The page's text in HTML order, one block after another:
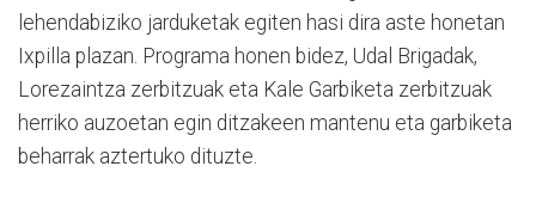
lehendabiziko jarduketak egiten hasi dira aste honetan
Ixpilla plazan. Programa honen bidez, Udal Brigadak,
Lorezaintza zerbitzuak eta Kale Garbiketa zerbitzuak
herriko auzoetan egin ditzakeen mantenu eta garbiketa
beharrak aztertuko dituzte.